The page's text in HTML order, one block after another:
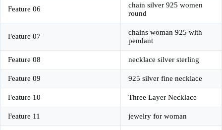
Feature 06
chain silver 925 women
round
Feature 07
chains woman 925 with
pendant
Feature 08 necklace silver sterling
Feature 09 925 silver fine necklace
Feature 10 Three Layer Necklace
Feature 11 jewelry for woman